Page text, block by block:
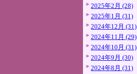
2025年2月 (28)
2025年1月 (31)
2024年12月 (31)
2024年11月 (29)
2024年10月 (31)
2024年9月 (30)
2024年8月 (31)